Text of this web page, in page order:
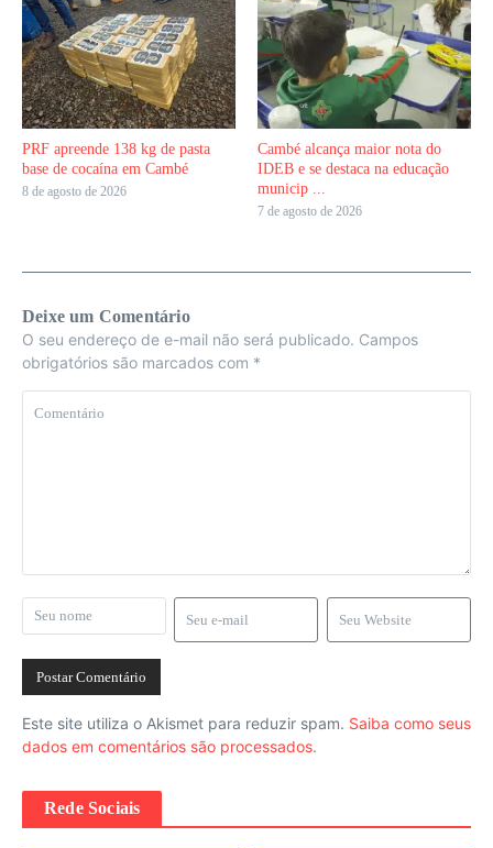
PRF apreende 138 kg de pasta
base de cocaína em Cambé
8 de agosto de 2026
Cambé alcança maior nota do
IDEB e se destaca na educação
municip ...
7 de agosto de 2026
Deixe um Comentário
O seu endereço de e-mail não será publicado. Campos
obrigatórios são marcados com *
Este site utiliza o Akismet para reduzir spam. Saiba como seus
dados em comentários são processados.
Rede Sociais